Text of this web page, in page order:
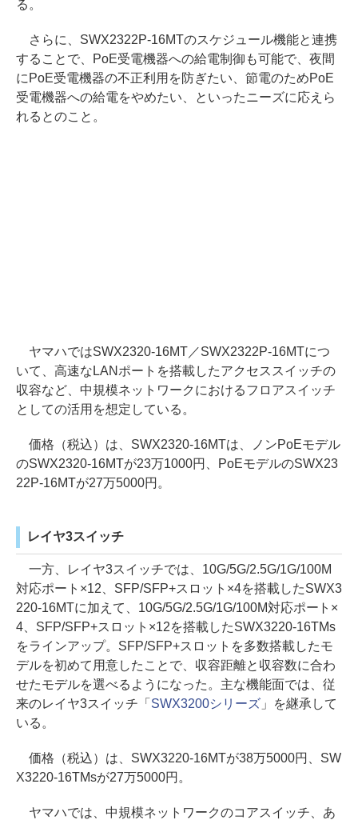
る。
さらに、SWX2322P-16MTのスケジュール機能と連携
することで、PoE受電機器への給電制御も可能で、夜間
にPoE受電機器の不正利用を防ぎたい、節電のためPoE
受電機器への給電をやめたい、といったニーズに応えら
れるとのこと。
ヤマハではSWX2320-16MT／SWX2322P-16MTにつ
いて、高速なLANポートを搭載したアクセススイッチの
収容など、中規模ネットワークにおけるフロアスイッチ
としての活用を想定している。
価格（税込）は、SWX2320-16MTは、ノンPoEモデル
のSWX2320-16MTが23万1000円、PoEモデルのSWX23
22P-16MTが27万5000円。
レイヤ3スイッチ
一方、レイヤ3スイッチでは、10G/5G/2.5G/1G/100M
対応ポート×12、SFP/SFP+スロット×4を搭載したSWX3
220-16MTに加えて、10G/5G/2.5G/1G/100M対応ポート×
4、SFP/SFP+スロット×12を搭載したSWX3220-16TMs
をラインアップ。SFP/SFP+スロットを多数搭載したモ
デルを初めて用意したことで、収容距離と収容数に合わ
せたモデルを選べるようになった。主な機能面では、従
来のレイヤ3スイッチ「 SWX3200シリーズ」を継承して
いる。
価格（税込）は、SWX3220-16MTが38万5000円、SW
X3220-16TMsが27万5000円。
ヤマハでは、中規模ネットワークのコアスイッチ、あ